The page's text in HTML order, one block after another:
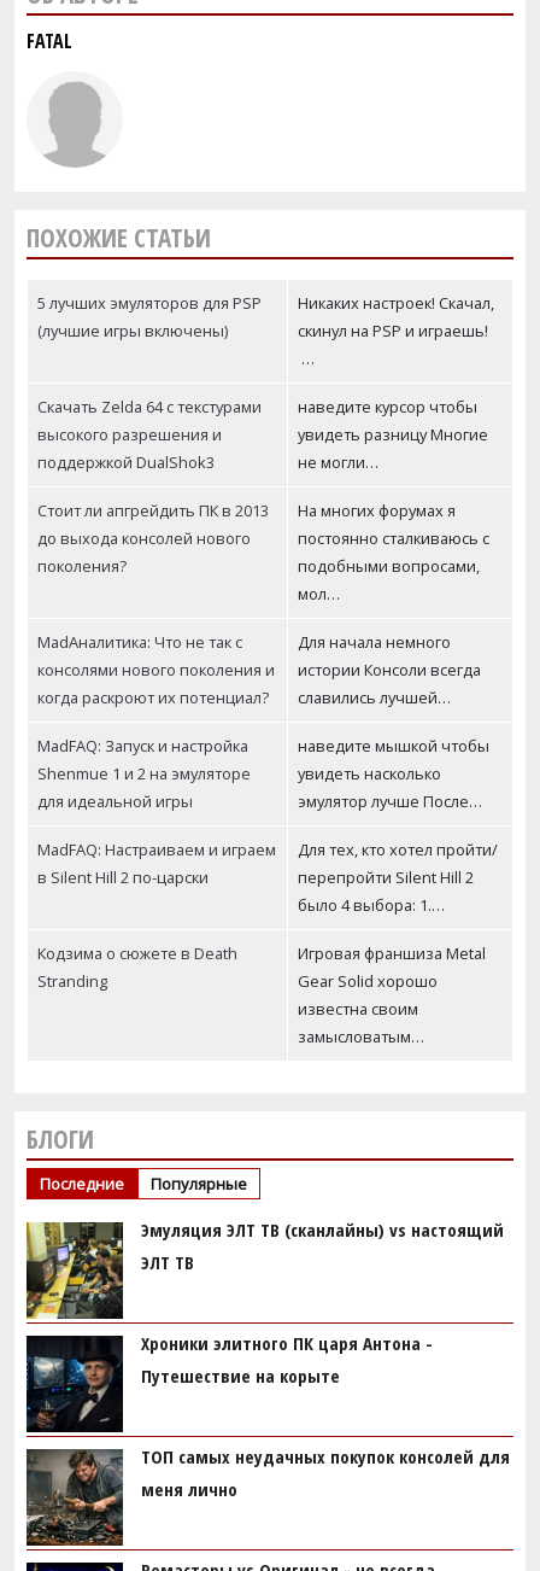
БЛОГИ
Последние Популярные
Эмуляция ЭЛТ ТВ (сканлайны) vs настоящий
ЭЛТ ТВ
Хроники элитного ПК царя Антона -
Путешествие на корыте
ТОП самых неудачных покупок консолей для
меня лично
FATAL
ПОХОЖИЕ СТАТЬИ
5 лучших эмуляторов для PSP
(лучшие игры включены)
Никаких настроек! Скачал,
скинул на PSP и играешь!
…
Скачать Zelda 64 с текстурами
высокого разрешения и
поддержкой DualShok3
наведите курсор чтобы
увидеть разницу Многие
не могли…
Стоит ли апгрейдить ПК в 2013
до выхода консолей нового
поколения?
На многих форумах я
постоянно сталкиваюсь с
подобными вопросами,
мол…
MadАналитика: Что не так с
консолями нового поколения и
когда раскроют их потенциал?
Для начала немного
истории Консоли всегда
славились лучшей…
MadFAQ: Запуск и настройка
Shenmue 1 и 2 на эмуляторе
для идеальной игры
наведите мышкой чтобы
увидеть насколько
эмулятор лучше После…
MadFAQ: Настраиваем и играем
в Silent Hill 2 по-царски
Для тех, кто хотел пройти/
перепройти Silent Hill 2
было 4 выбора: 1.…
Кодзима о сюжете в Death
Stranding
Игровая франшиза Metal
Gear Solid хорошо
известна своим
замысловатым…